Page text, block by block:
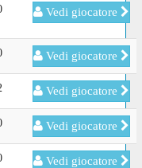
Vedi giocatore
Vedi giocatore
Vedi giocatore
Vedi giocatore
Vedi giocatore